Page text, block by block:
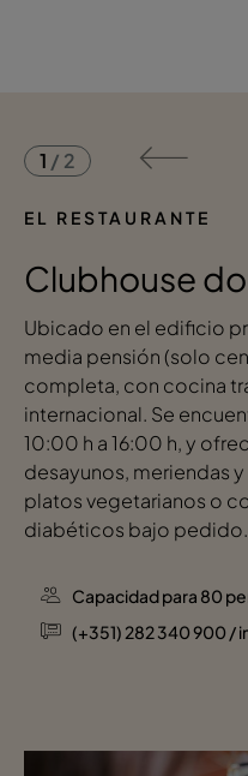
EL RESTAURANTE
Clubhouse
Ubicado en el edificio
media pensión (solo
completa, con cocina
internacional. Se
10:00 h a 16:00 h, y
desayunos, meriendas
platos vegetarianos o
diabéticos bajo pedido.
Capacidad para 80
(+351) 282 340 900 /
1 / 2